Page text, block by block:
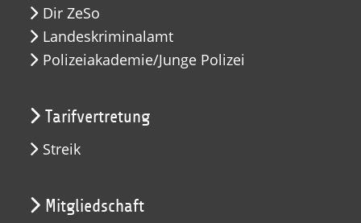
Dir ZeSo
Landeskriminalamt
Polizeiakademie/Junge Polizei
Tarifvertretung
Streik
Mitgliedschaft